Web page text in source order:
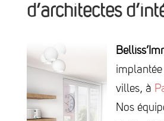
d’architectes
villes, à
Nos